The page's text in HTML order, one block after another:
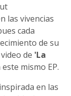
las vivencias
cada
de su
de 'La
mismo EP.
en las